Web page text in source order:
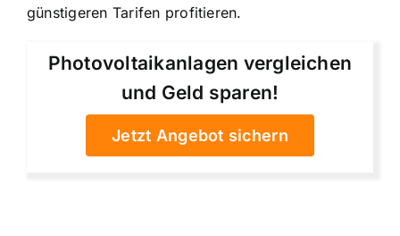
günstigeren Tarifen profitieren.
Photovoltaikanlagen vergleichen
und Geld sparen!
Jetzt Angebot sichern